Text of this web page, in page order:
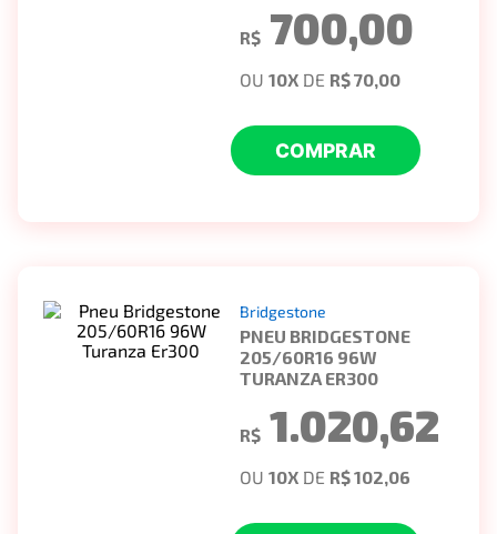
R$ 700,00
OU10X DE R$ 70,00
COMPRAR
Bridgestone
PNEU BRIDGESTONE
205/60R16 96W
TURANZA ER300
R$ 1.020,62
OU 10XDE R$ 102,06